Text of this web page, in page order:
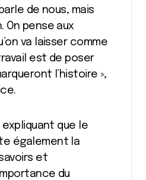
de nous, mais
On pense aux
va laisser comme
est de poser
l’histoire »,
que le
également la
et
du